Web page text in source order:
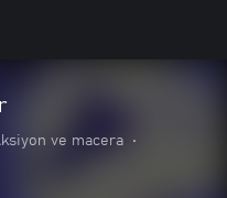
ve macera
•